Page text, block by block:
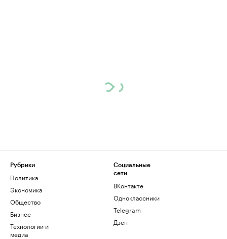
Рубрики
Политика
Экономика
Общество
Бизнес
Технологии и
медиа
Социальные
сети
ВКонтакте
Одноклассники
Telegram
Дзен